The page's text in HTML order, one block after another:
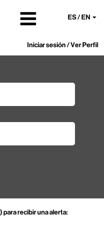
ES / EN
Iniciar sesión / Ver Perfil
para recibir una alerta: